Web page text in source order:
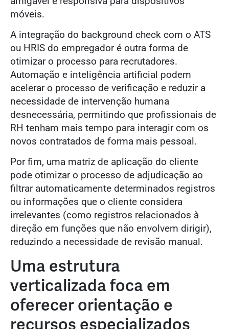
móveis.
A integração do background check com o ATS
ou HRIS do empregador é outra forma de
otimizar o processo para recrutadores.
Automação e inteligência artificial podem
acelerar o processo de verificação e reduzir a
necessidade de intervenção humana
desnecessária, permitindo que profissionais de
RH tenham mais tempo para interagir com os
novos contratados de forma mais pessoal.
Por fim, uma matriz de aplicação do cliente
pode otimizar o processo de adjudicação ao
filtrar automaticamente determinados registros
ou informações que o cliente considera
irrelevantes (como registros relacionados à
direção em funções que não envolvem dirigir),
reduzindo a necessidade de revisão manual.
Uma estrutura
verticalizada foca em
oferecer orientação e
recursos especializados